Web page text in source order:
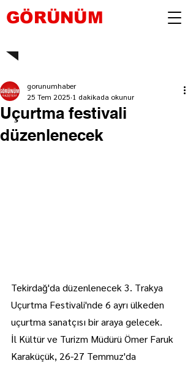
GÖRÜNÜM
Uçurtma festivali
düzenlenecek
gorunumhaber
25 Tem 2025 1 dakikada okunur
Tekirdağ'da düzenlenecek 3. Trakya
Uçurtma Festivali'nde 6 ayrı ülkeden
uçurtma sanatçısı bir araya gelecek.
İl Kültür ve Turizm Müdürü Ömer Faruk
Karaküçük, 26-27 Temmuz'da